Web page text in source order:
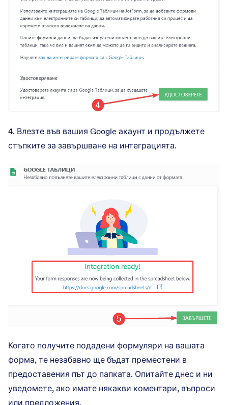
4. Влезте във вашия Google акаунт и продължете
стъпките за завършване на интеграцията.
Когато получите подадени формуляри на вашата
форма, те незабавно ще бъдат преместени в
предоставения път до папката. Опитайте днес и ни
уведомете, ако имате някакви коментари, въпроси
или предложения.